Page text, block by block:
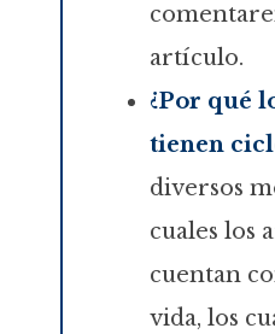
artículo.
¿Por qué
tienen
diversos
cuales los
cuentan
vida, los